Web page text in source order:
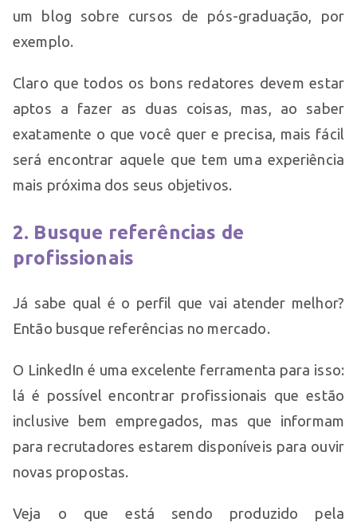
um blog sobre cursos de pós-graduação, por
exemplo.
Claro que todos os bons redatores devem estar
aptos a fazer as duas coisas, mas, ao saber
exatamente o que você quer e precisa, mais fácil
será encontrar aquele que tem uma experiência
mais próxima dos seus objetivos.
2. Busque referências de
profissionais
Já sabe qual é o perfil que vai atender melhor?
Então busque referências no mercado.
O LinkedIn é uma excelente ferramenta para isso:
lá é possível encontrar profissionais que estão
inclusive bem empregados, mas que informam
para recrutadores estarem disponíveis para ouvir
novas propostas.
Veja o que está sendo produzido pela